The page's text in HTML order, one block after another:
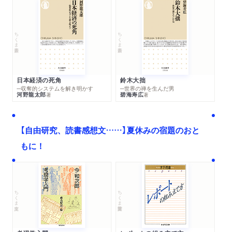
ちくま新書
日本経済の死角
─収奪的システムを解き明かす
河野龍太郎著
ちくま新書
鈴木大拙
─世界の禅を生んだ男
碧海寿広著
【自由研究、読書感想文……】夏休みの宿題のおと
もに！
ちくま文庫 ちくま学芸文庫